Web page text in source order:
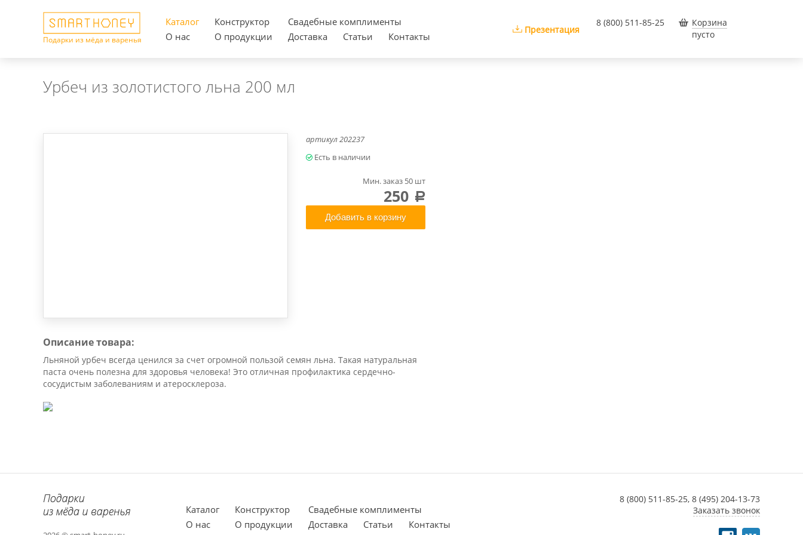
Подарки из мёда и варенья
Каталог Конструктор
Cвадебные комплименты
О нас
О продукции Доставка Статьи Контакты
Презентация
8 (800) 511-85-25
Корзина
пусто
Урбеч из золотистого льна 200 мл
артикул202237
Мин. заказ 50 шт
250 a
Добавить в корзину
Описание товара:
Льняной урбеч всегда ценился за счет огромной пользой семян льна. Такая натуральная
паста очень полезна для здоровья человека! Это отличная профилактика сердечно-
сосудистым заболеваниям и атеросклероза.
Каталог Конструктор
Cвадебные комплименты
О нас
О продукции Доставка Статьи Контакты
8 (800) 511-85-25, 8 (495) 204-13-73
Заказать звонок